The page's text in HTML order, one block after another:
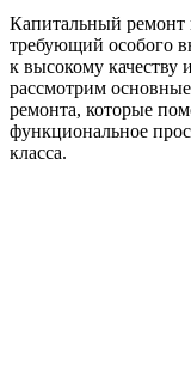
Капитальный ремонт
требующий особого
к высокому качеству
рассмотрим
ремонта, которые
функциональное
класса.